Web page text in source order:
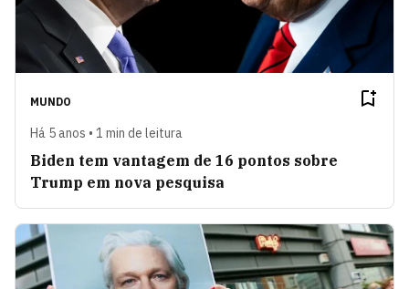
MUNDO
Há 5 anos • 1 min de leitura
Biden tem vantagem de 16 pontos sobre
Trump em nova pesquisa